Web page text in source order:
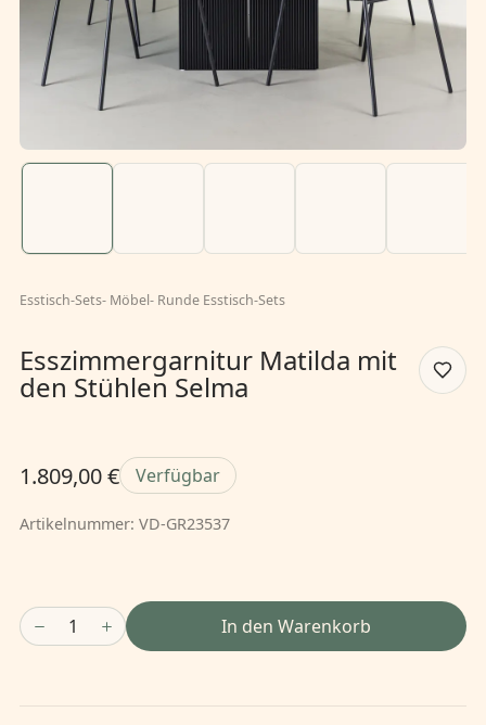
Esstisch-Sets- Möbel- Runde Esstisch-Sets
Esszimmergarnitur Matilda mit
den Stühlen Selma
1.809,00 € Verfügbar
Artikelnummer: VD-GR23537
1 In den Warenkorb